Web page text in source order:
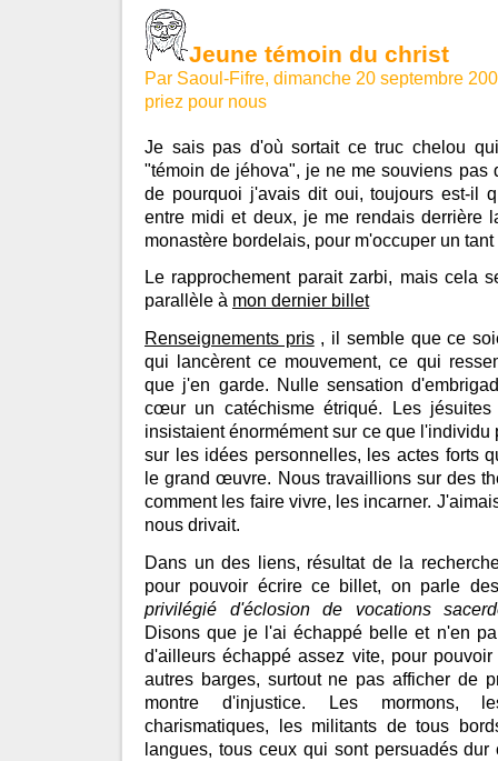
Jeune témoin du christ
Par Saoul-Fifre, dimanche 20 septembre
priez pour nous
Je sais pas d'où sortait ce truc chelou
"témoin de jéhova", je ne me souviens pas
de pourquoi j'avais dit oui, toujours est-il
entre midi et deux, je me rendais derrière
monastère bordelais, pour m'occuper un
Le rapprochement parait zarbi, mais cela
parallèle à mon dernier billet
Renseignements pris, il semble que ce
qui lancèrent ce mouvement, ce qui
que j'en garde. Nulle sensation
cœur un catéchisme étriqué. Les
insistaient énormément sur ce que l'individu
sur les idées personnelles, les actes forts
le grand œuvre. Nous travaillions sur des
comment les faire vivre, les incarner.
nous drivait.
Dans un des liens, résultat de la
pour pouvoir écrire ce billet, on parle
privilégié d'éclosion de vocations
Disons que je l'ai échappé belle et n'en
d'ailleurs échappé assez vite, pour
autres barges, surtout ne pas afficher de
montre d'injustice. Les mormons,
charismatiques, les militants de tous
langues, tous ceux qui sont persuadés